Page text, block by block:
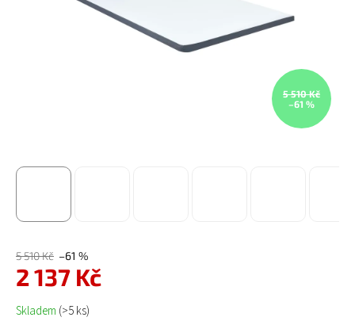
5 510 Kč
–61 %
5 510 Kč –61 %
2 137 Kč
Měrná cena:
Skladem (>5 ks)